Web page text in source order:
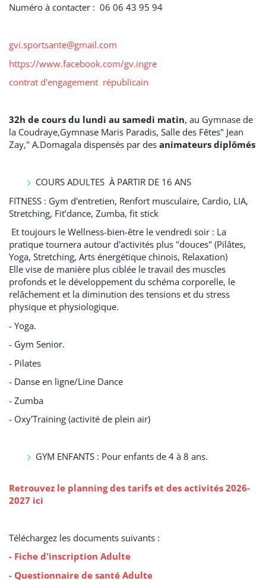
Numéro à contacter : 06 06 43 95 94
gvi.sportsante@gmail.com
https://www.facebook.com/gv.ingre
contrat d'engagement républicain
32h de cours du lundi au samedi matin, au Gymnase de
la Coudraye,Gymnase Maris Paradis, Salle des Fêtes" Jean
Zay," A.Domagala dispensés par des animateurs diplômés
COURS ADULTES À PARTIR DE 16 ANS
FITNESS : Gym d'entretien, Renfort musculaire, Cardio, LIA,
Stretching, Fit’dance, Zumba, fit stick
Et toujours le Wellness-bien-être le vendredi soir : La
pratique tournera autour d'activités plus "douces" (Pilâtes,
Yoga, Stretching, Arts énergétique chinois, Relaxation)
Elle vise de manière plus ciblée le travail des muscles
profonds et le développement du schéma corporelle, le
relâchement et la diminution des tensions et du stress
physique et physiologique.
- Yoga.
- Gym Senior.
- Pilates
- Danse en ligne/Line Dance
- Zumba
- Oxy'Training (activité de plein air)
GYM ENFANTS : Pour enfants de 4 à 8 ans.
Retrouvez le planning des tarifs et des activités 2026-
2027 ici
Téléchargez les documents suivants :
- Fiche d'inscription Adulte
- Questionnaire de santé Adulte